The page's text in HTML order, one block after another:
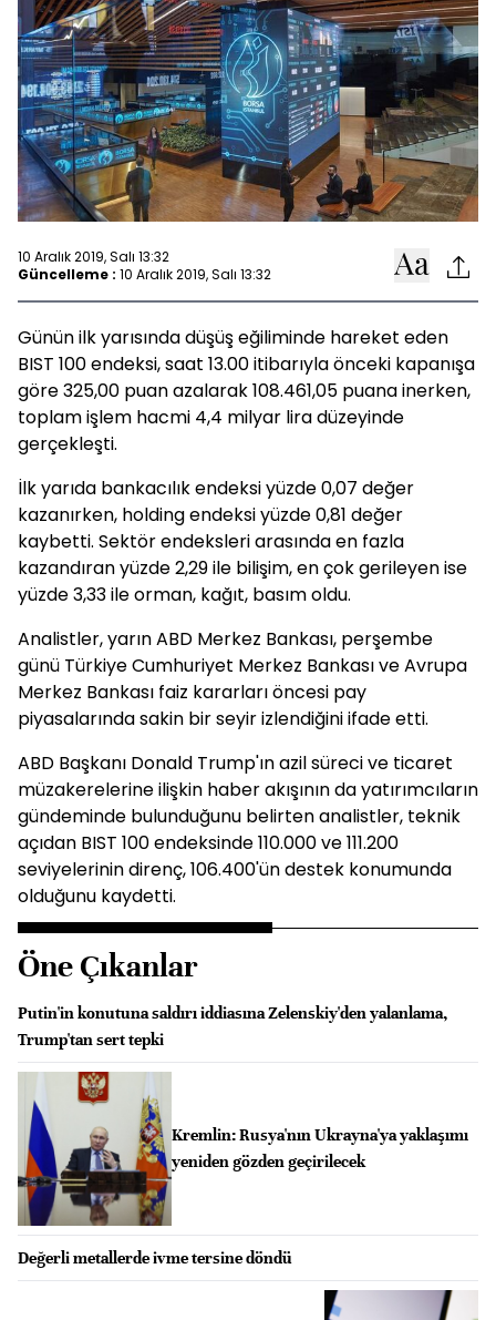
10 Aralık 2019, Salı 13:32
Güncelleme : 10 Aralık 2019, Salı 13:32
Günün ilk yarısında düşüş eğiliminde hareket eden
BIST 100 endeksi, saat 13.00 itibarıyla önceki kapanışa
göre 325,00 puan azalarak 108.461,05 puana inerken,
toplam işlem hacmi 4,4 milyar lira düzeyinde
gerçekleşti.
İlk yarıda bankacılık endeksi yüzde 0,07 değer
kazanırken, holding endeksi yüzde 0,81 değer
kaybetti. Sektör endeksleri arasında en fazla
kazandıran yüzde 2,29 ile bilişim, en çok gerileyen ise
yüzde 3,33 ile orman, kağıt, basım oldu.
Analistler, yarın ABD Merkez Bankası, perşembe
günü Türkiye Cumhuriyet Merkez Bankası ve Avrupa
Merkez Bankası faiz kararları öncesi pay
piyasalarında sakin bir seyir izlendiğini ifade etti.
ABD Başkanı Donald Trump'ın azil süreci ve ticaret
müzakerelerine ilişkin haber akışının da yatırımcıların
gündeminde bulunduğunu belirten analistler, teknik
açıdan BIST 100 endeksinde 110.000 ve 111.200
seviyelerinin direnç, 106.400'ün destek konumunda
olduğunu kaydetti.
Öne Çıkanlar
Putin'in konutuna saldırı iddiasına Zelenskiy'den yalanlama,
Trump'tan sert tepki
Kremlin: Rusya'nın Ukrayna'ya yaklaşımı
yeniden gözden geçirilecek
Değerli metallerde ivme tersine döndü